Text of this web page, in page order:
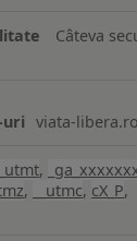
Câteva
viata-libera.ro
__utmt,
, __utmc, cX_P,